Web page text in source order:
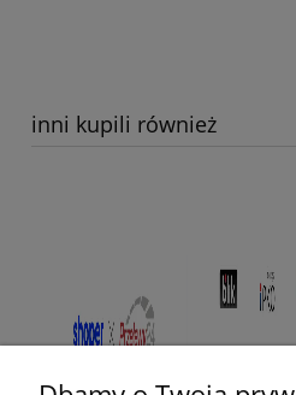
inni kupili również